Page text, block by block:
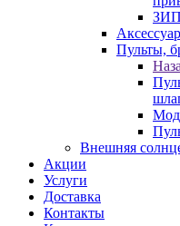
ЗИП
Пульты,
Внешняя
Акции
Услуги
Доставка
Контакты